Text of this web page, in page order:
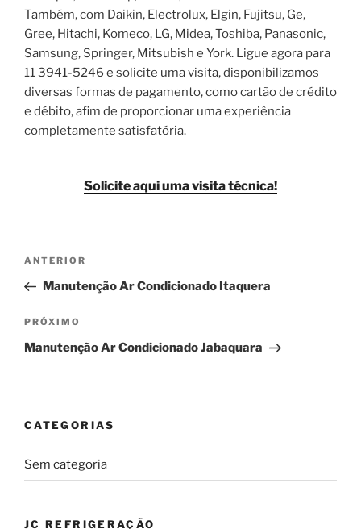
Também, com Daikin, Electrolux, Elgin, Fujitsu, Ge,
Gree, Hitachi, Komeco, LG, Midea, Toshiba, Panasonic,
Samsung, Springer, Mitsubish e York. Ligue agora para
11 3941-5246 e solicite uma visita, disponibilizamos
diversas formas de pagamento, como cartão de crédito
e débito, afim de proporcionar uma experiência
completamente satisfatória.
Solicite aqui uma visita técnica!
Navegação
Post
Post
anterior
ANTERIOR
Manutenção Ar Condicionado Itaquera
Próximo
post
PRÓXIMO
Manutenção Ar Condicionado Jabaquara
CATEGORIAS
Sem categoria
JC REFRIGERAÇÃO